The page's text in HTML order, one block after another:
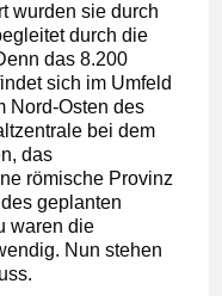
wurden sie durch
durch die
das 8.200
sich im Umfeld
Nord-Osten des
bei dem
das
römische Provinz
geplanten
waren die
Nun stehen